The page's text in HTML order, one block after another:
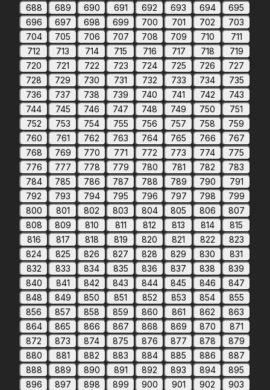
688
689 690 691 692 693 694
695
696
697 698 699 700 701 702
703
704
705 706 707 708 709 710
711
712
713 714 715 716 717 718
719
720
721 722 723 724 725 726
727
728
729 730 731 732 733 734
735
736
737 738 739 740 741 742
743
744
745 746 747 748 749 750
751
752
753 754 755 756 757 758
759
760
761 762 763 764 765 766
767
768
769 770 771 772 773 774
775
776
777 778 779 780 781 782
783
784
785 786 787 788 789 790
791
792
793 794 795 796 797 798
799
800
801 802 803 804 805 806
807
808
809 810 811 812 813 814
815
816
817 818 819 820 821 822
823
824
825 826 827 828 829 830
831
832
833 834 835 836 837 838
839
840
841 842 843 844 845 846
847
848
849 850 851 852 853 854
855
856
857 858 859 860 861 862
863
864
865 866 867 868 869 870
871
872
873 874 875 876 877 878
879
880
881 882 883 884 885 886
887
888
889 890 891 892 893 894
895
896
897 898 899 900 901 902
903